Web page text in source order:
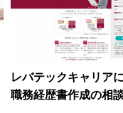
レバテックキャリア
職務経歴書作成の相